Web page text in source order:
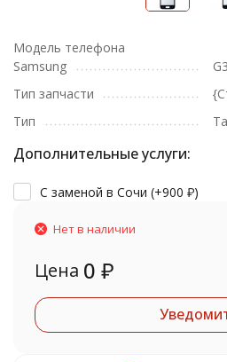
Модель телефона
Samsung
Тип запчасти
Тип
Дополнительные услуги:
С заменой в Сочи (+900 ₽)
Нет в наличии
Цена 0 ₽